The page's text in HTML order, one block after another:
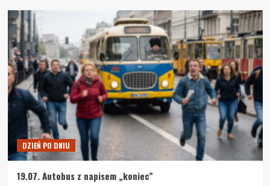
DZIEŃ PO DNIU
19.07. Autobus z napisem „koniec”